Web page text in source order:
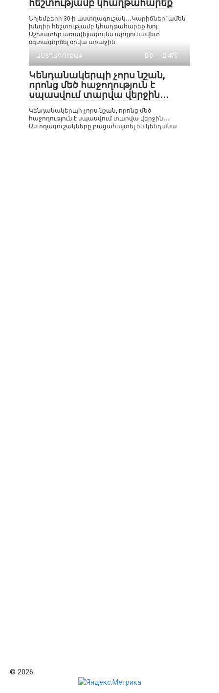
հեշտությամբ կհաղթահարեք
Նոյեմբերի 30-ի աստղագուշակ․․․Կարիճներ՝ ամեն
խնդիր հեշտությամբ կհաղթահարեք Խոյ:
Աշխատեք առավելագույնս արդյունավետ
օգտագործել օրվա առաջին
ԱՍՏՂԱԳՈՒՇԱԿ
0 475
Կենդանակերպի չորս նշան,
որոնց մեծ հաջողություն է
սպասվում տարվա վերջին․․․
Կենդանակերպի չորս նշան, որոնց մեծ
հաջողություն է սպասվում տարվա վերջին․․․
Աստղագուշակները բացահայտել են կենդանա
© 2026